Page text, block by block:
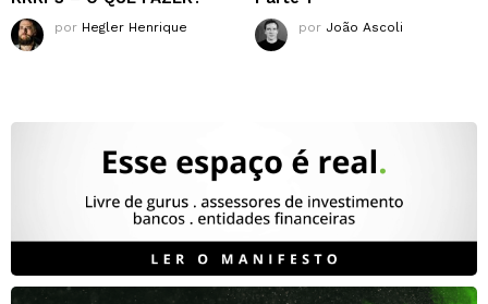
por Hegler Henrique por João Ascoli